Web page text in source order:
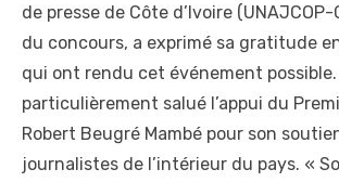
de presse de Côte d’Ivoire
du concours, a exprimé sa gratitude
qui ont rendu cet événement possible.
particulièrement salué l’appui du
Robert Beugré Mambé pour son
journalistes de l’intérieur du pays. «